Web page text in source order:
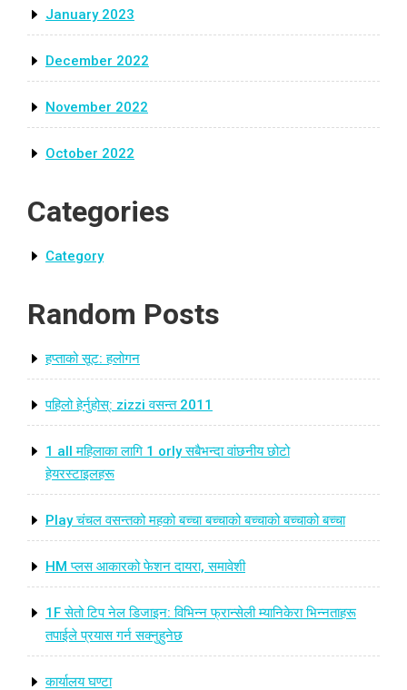
January 2023
December 2022
November 2022
October 2022
Categories
Category
Random Posts
हप्ताको सूट: हलोगन
पहिलो हेर्नुहोस्: zizzi वसन्त 2011
1 all महिलाका लागि 1 orly सबैभन्दा वांछनीय छोटो
हेयरस्टाइलहरू
Play चंचल वसन्तको महको बच्चा बच्चाको बच्चाको बच्चाको बच्चा
HM प्लस आकारको फेशन दायरा, समावेशी
1F सेतो टिप नेल डिजाइन: विभिन्न फ्रान्सेली म्यानिकेरा भिन्नताहरू
तपाईले प्रयास गर्न सक्नुहुनेछ
कार्यालय घण्टा